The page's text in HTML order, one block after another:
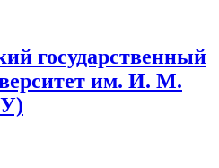
государственный
им. И. М.